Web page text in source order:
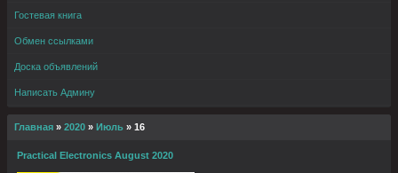
Гостевая книга
Обмен ссылками
Доска объявлений
Написать Админу
Главная » 2020 » Июль » 16
Practical Electronics August 2020